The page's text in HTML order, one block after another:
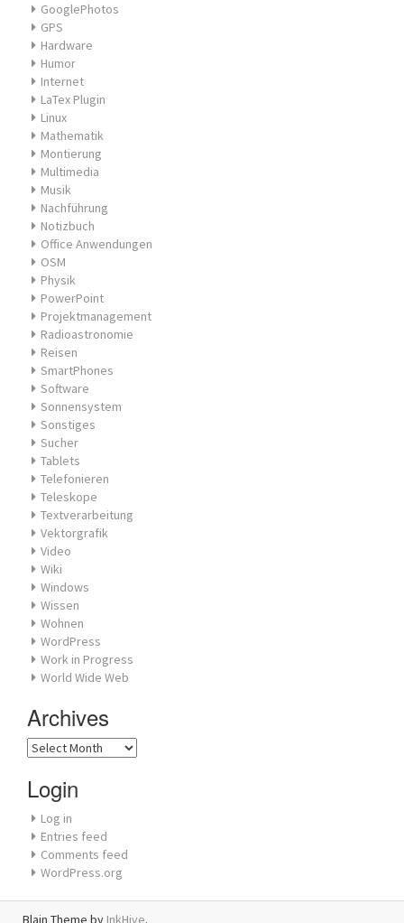
GooglePhotos
GPS
Hardware
Humor
Internet
LaTex Plugin
Linux
Mathematik
Montierung
Multimedia
Musik
Nachführung
Notizbuch
Office Anwendungen
OSM
Physik
PowerPoint
Projektmanagement
Radioastronomie
Reisen
SmartPhones
Software
Sonnensystem
Sonstiges
Sucher
Tablets
Telefonieren
Teleskope
Textverarbeitung
Vektorgrafik
Video
Wiki
Windows
Wissen
Wohnen
WordPress
Work in Progress
World Wide Web
Archives
Archives
Login
Log in
Entries feed
Comments feed
WordPress.org
Blain Theme by InkHive.